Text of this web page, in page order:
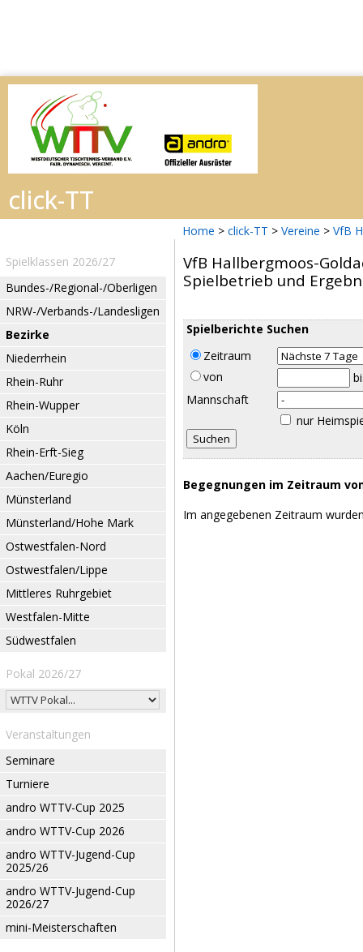
Home > click-TT > Vereine > VfB
Spielklassen 2026/27
Bundes-/Regional-/Oberligen
NRW-/Verbands-/Landesligen
Bezirke
Niederrhein
Rhein-Ruhr
Rhein-Wupper
Köln
Rhein-Erft-Sieg
Aachen/Euregio
Münsterland
Münsterland/Hohe Mark
Ostwestfalen-Nord
Ostwestfalen/Lippe
Mittleres Ruhrgebiet
Westfalen-Mitte
Südwestfalen
Pokal 2026/27
Veranstaltungen
Seminare
Turniere
andro WTTV-Cup 2025
andro WTTV-Cup 2026
andro WTTV-Jugend-Cup
2025/26
andro WTTV-Jugend-Cup
2026/27
mini-Meisterschaften
VfB Hallbergmoos-
Spielbetrieb und
Spielberichte Suchen
Zeitraum
von
Mannschaft
nur
Begegnungen im Zeitraum
Im angegebenen Zeitraum